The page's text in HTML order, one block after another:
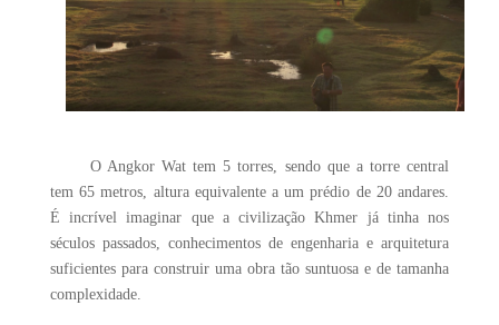
O Angkor Wat tem 5 torres, sendo que a torre central
tem 65 metros, altura equivalente a um prédio de 20 andares.
É incrível imaginar que a civilização Khmer já tinha nos
séculos passados, conhecimentos de engenharia e arquitetura
suficientes para construir uma obra tão suntuosa e de tamanha
complexidade.